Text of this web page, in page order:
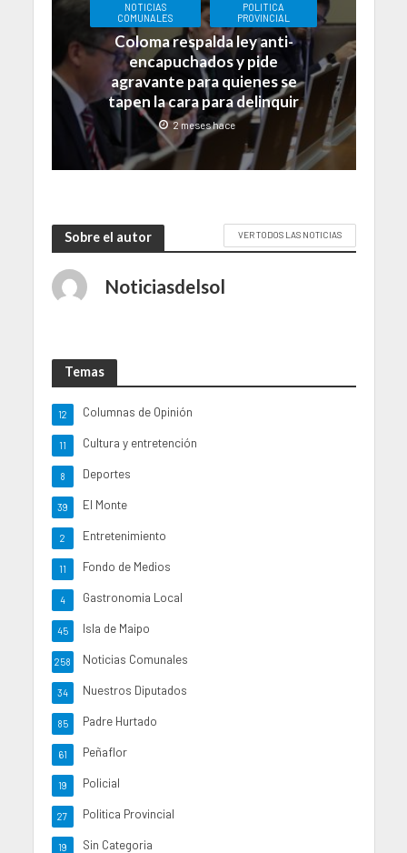
NOTICIAS
COMUNALES
POLITICA
PROVINCIAL
Coloma respalda ley anti-
encapuchados y pide
agravante para quienes se
tapen la cara para delinquir
2 meses hace
Sobre el autor VER TODOS LAS NOTICIAS
Noticiasdelsol
Temas
Columnas de Opinión
12
Cultura y entretención
11
Deportes
8
El Monte
39
Entretenimiento
2
Fondo de Medios
11
Gastronomia Local
4
Isla de Maipo
45
Noticias Comunales
258
Nuestros Diputados
34
Padre Hurtado
85
Peñaflor
61
Policial
19
Politica Provincial
27
Sin Categoria
19